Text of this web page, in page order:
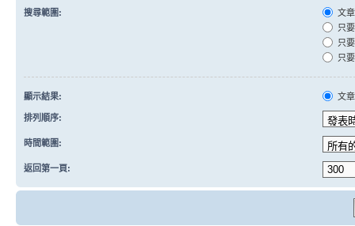
搜尋範圍:
文
只
只
只
顯示結果: 文章
排列順序:
時間範圍:
返回第一頁: